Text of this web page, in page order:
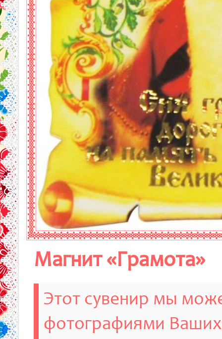
Магнит «Грамота»
Этот сувенир мы
фотографиями Ваших